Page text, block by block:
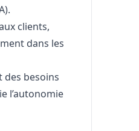
clients,
dans les
des besoins
l’autonomie